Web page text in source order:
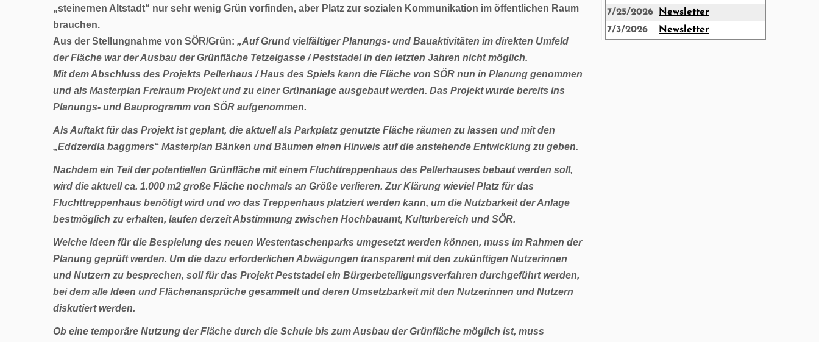
„steinernen Altstadt“ nur sehr wenig Grün vorfinden, aber Platz zur sozialen Kommunikation im öffentlichen Raum
brauchen.
Aus der Stellungnahme von SÖR/Grün: „Auf Grund vielfältiger Planungs- und Bauaktivitäten im direkten Umfeld
der Fläche war der Ausbau der Grünfläche Tetzelgasse / Peststadel in den letzten Jahren nicht möglich.
Mit dem Abschluss des Projekts Pellerhaus / Haus des Spiels kann die Fläche von SÖR nun in Planung genommen
und als Masterplan Freiraum Projekt und zu einer Grünanlage ausgebaut werden. Das Projekt wurde bereits ins
Planungs- und Bauprogramm von SÖR aufgenommen.
Als Auftakt für das Projekt ist geplant, die aktuell als Parkplatz genutzte Fläche räumen zu lassen und mit den
„Eddzerdla baggmers“ Masterplan Bänken und Bäumen einen Hinweis auf die anstehende Entwicklung zu geben.
Nachdem ein Teil der potentiellen Grünfläche mit einem Fluchttreppenhaus des Pellerhauses bebaut werden soll,
wird die aktuell ca. 1.000 m2 große Fläche nochmals an Größe verlieren. Zur Klärung wieviel Platz für das
Fluchttreppenhaus benötigt wird und wo das Treppenhaus platziert werden kann, um die Nutzbarkeit der Anlage
bestmöglich zu erhalten, laufen derzeit Abstimmung zwischen Hochbauamt, Kulturbereich und SÖR.
Welche Ideen für die Bespielung des neuen Westentaschenparks umgesetzt werden können, muss im Rahmen der
Planung geprüft werden. Um die dazu erforderlichen Abwägungen transparent mit den zukünftigen Nutzerinnen
und Nutzern zu besprechen, soll für das Projekt Peststadel ein Bürgerbeteiligungsverfahren durchgeführt werden,
bei dem alle Ideen und Flächenansprüche gesammelt und deren Umsetzbarkeit mit den Nutzerinnen und Nutzern
diskutiert werden.
Ob eine temporäre Nutzung der Fläche durch die Schule bis zum Ausbau der Grünfläche möglich ist, muss
7/25/2026
Newsletter
7/3/2026
Newsletter